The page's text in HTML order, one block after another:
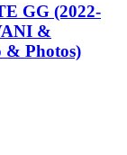
GG (2022-
&
Photos)